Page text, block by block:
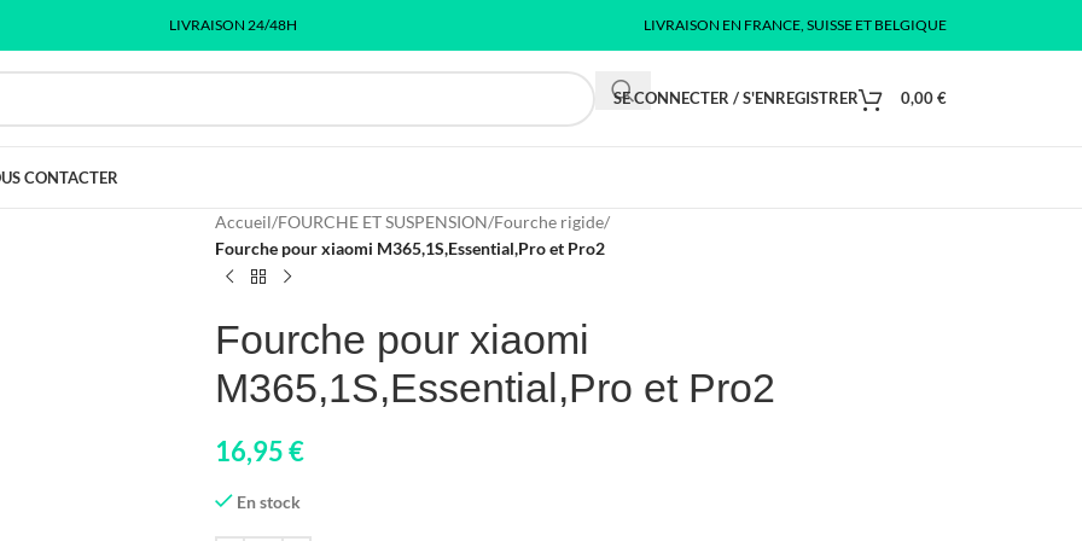
LIVRAISON 24/48H LIVRAISON EN FRANCE, SUISSE ET BELGIQUE
SE CONNECTER / S'ENREGISTRER 0,00€
CONTACTER
Accueil/FOURCHE ET SUSPENSION/Fourche rigide/
Fourche pour xiaomi M365,1S,Essential,Pro et Pro2
Fourche pour xiaomi
M365,1S,Essential,Pro et Pro2
16,95€
En stock